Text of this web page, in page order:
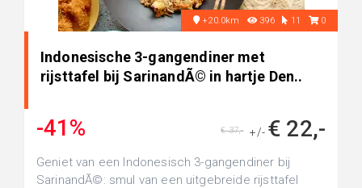
+20.0km 396 11 0
Indonesische 3-gangendiner met
rijsttafel bij SarinandÃ© in hartje Den..
-41% +/- € 22,-
€ 37,-
Geniet van een Indonesisch 3-gangendiner bij
SarinandÃ©: smul van een uitgebreide rijsttafel